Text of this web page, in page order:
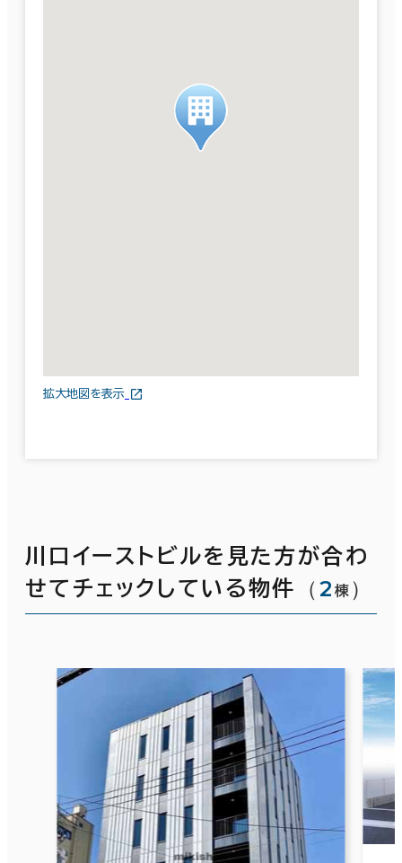
拡大地図を表示
川口イーストビルを見た方が合わ
せてチェックしている物件
（2 棟 ）